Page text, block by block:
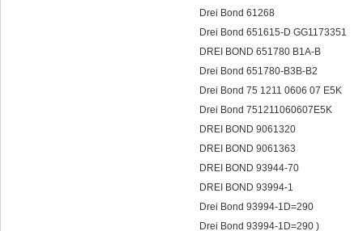
Drei Bond 61268
Drei Bond 651615-D GG1173351
DREI BOND 651780 B1A-B
Drei Bond 651780-B3B-B2
Drei Bond 75 1211 0606 07 E5K
Drei Bond 751211060607E5K
DREI BOND 9061320
DREI BOND 9061363
DREI BOND 93944-70
DREI BOND 93994-1
Drei Bond 93994-1D=290
Drei Bond 93994-1D=290 )